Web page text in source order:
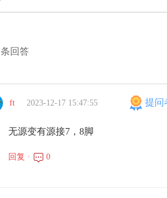
条回答
ft 2023-12-17 15:47:55 提问
无源变有源接7，8脚
回复 · 0